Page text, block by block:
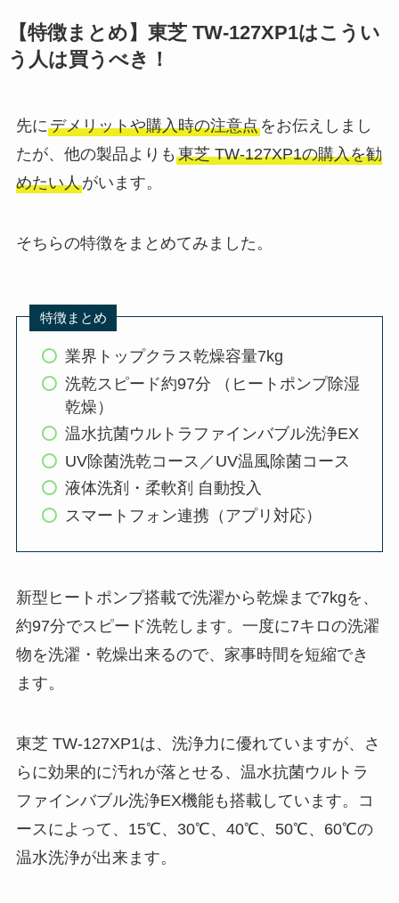
【特徴まとめ】東芝 TW-127XP1はこうい
う人は買うべき！
先にデメリットや購入時の注意点をお伝えしまし
たが、他の製品よりも 東芝 TW-127XP1の購入を勧
めたい人がいます。
そちらの特徴をまとめてみました。
特徴まとめ
業界トップクラス乾燥容量7kg
洗乾スピード約97分 （ヒートポンプ除湿
乾燥）
温水抗菌ウルトラファインバブル洗浄EX
UV除菌洗乾コース／UV温風除菌コース
液体洗剤・柔軟剤 自動投入
スマートフォン連携（アプリ対応）
新型ヒートポンプ搭載で洗濯から乾燥まで7kgを、
約97分でスピード洗乾します。一度に7キロの洗濯
物を洗濯・乾燥出来るので、家事時間を短縮でき
ます。
東芝 TW-127XP1は、洗浄力に優れていますが、さ
らに効果的に汚れが落とせる、温水抗菌ウルトラ
ファインバブル洗浄EX機能も搭載しています。コ
ースによって、15℃、30℃、40℃、50℃、60℃の
温水洗浄が出来ます。